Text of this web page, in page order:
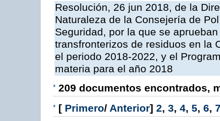
Resolución, 26 jun 2018, de la
Naturaleza de la Consejería de
Seguridad, por la que se
transfronterizos de residuos en la
el periodo 2018-2022, y el
materia para el año 2018
209 documentos encontrados,
[ Primero/ Anterior] 2, 3, 4, 5, 6,